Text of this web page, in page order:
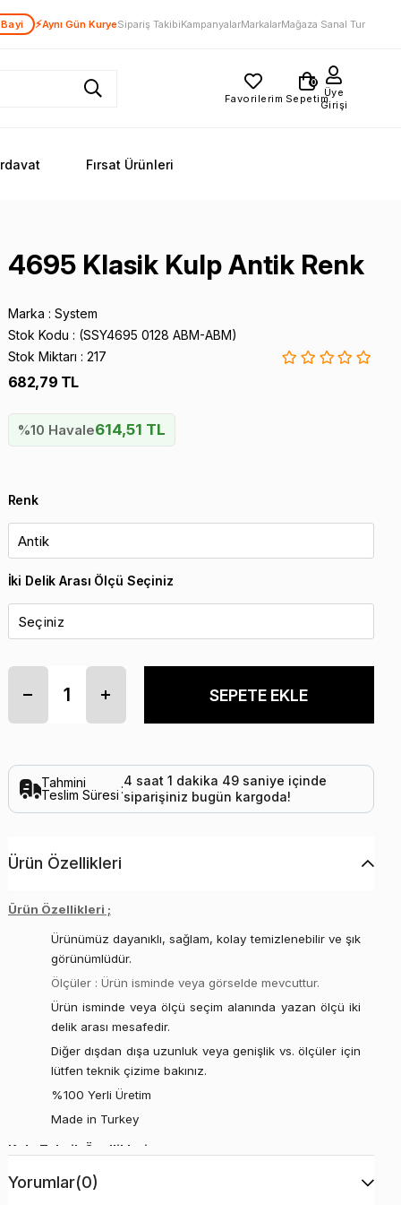
⚡Aynı Gün KuryeSipariş TakibiKampanyalarMarkalarMağaza Sanal Tur
Favorilerim Sepetim
0
Üye
Girişi
Fırsat Ürünleri
4695 Klasik Kulp Antik Renk
Marka : System
Stok Kodu
(SSY4695 0128 ABM-ABM)
Stok Miktarı : 217
682,79 TL
%10 Havale614,51 TL
Renk
İki Delik Arası Ölçü Seçiniz
Tahmini
Teslim Süresi :
4 saat1 dakika 49 saniye içinde
siparişiniz bugün kargoda!
Ürün Özellikleri
Ürün Özellikleri ;
Ürünümüz dayanıklı, sağlam, kolay temizlenebilir ve şık
görünümlüdür.
Ölçüler : Ürün isminde veya görselde mevcuttur.
Ürün isminde veya ölçü seçim alanında yazan ölçü iki
delik arası mesafedir.
Diğer dışdan dışa uzunluk veya genişlik vs. ölçüler için
lütfen teknik çizime bakınız.
%100 Yerli Üretim
Made in Turkey
Kulp Teknik Özellikleri ;
* Ürün isminde belirtilen ölçüler kulpların montajının yapıldığı iki
Yorumlar(0)